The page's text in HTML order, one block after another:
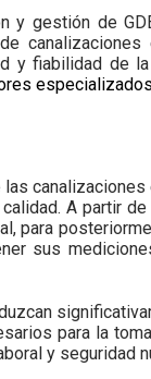
y gestión de
canalizaciones
y fiabilidad de
las
A partir
para
sus
para la
y seguridad